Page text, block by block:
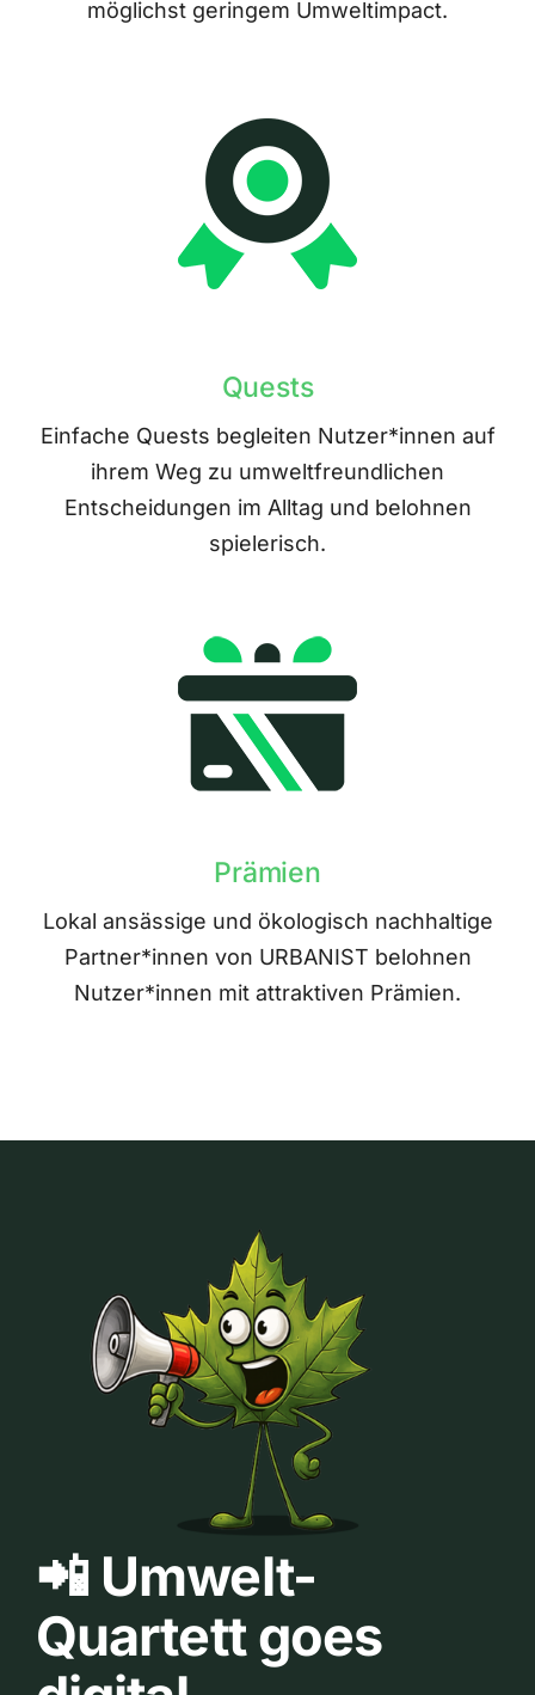
möglichst geringem Umweltimpact.
Quests
Einfache Quests begleiten Nutzer*innen auf
ihrem Weg zu umweltfreundlichen
Entscheidungen im Alltag und belohnen
spielerisch.
Prämien
Lokal ansässige und ökologisch nachhaltige
Partner*innen von URBANIST belohnen
Nutzer*innen mit attraktiven Prämien.
📲 Umwelt-
Quartett goes